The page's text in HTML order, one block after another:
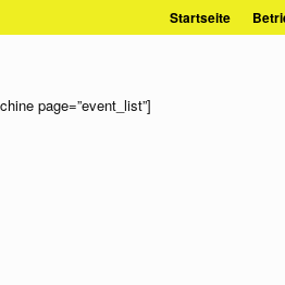
Startseite
page=”event_list”]